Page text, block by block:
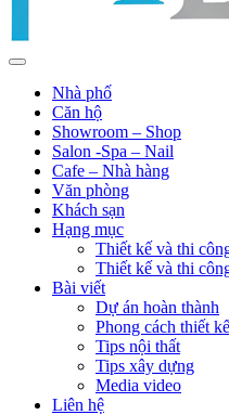
Nhà phố
Căn hộ
Showroom – Shop
Salon -Spa – Nail
Cafe – Nhà hàng
Văn phòng
Khách sạn
Hạng mục
Thiết kế và thi
Thiết kế và thi
Bài viết
Dự án hoàn thành
Phong cách thiết kế
Tips nội thất
Tips xây dựng
Media video
Liên hệ